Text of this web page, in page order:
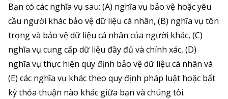
Bạn có các nghĩa vụ sau: (A) nghĩa vụ bảo vệ hoặc yêu
cầu người khác bảo vệ dữ liệu cá nhân, (B) nghĩa vụ tôn
trọng và bảo vệ dữ liệu cá nhân của người khác, (C)
nghĩa vụ cung cấp dữ liệu đầy đủ và chính xác, (D)
nghĩa vụ thực hiện quy định bảo vệ dữ liệu cá nhân và
(E) các nghĩa vụ khác theo quy định pháp luật hoặc bất
kỳ thỏa thuận nào khác giữa bạn và chúng tôi.